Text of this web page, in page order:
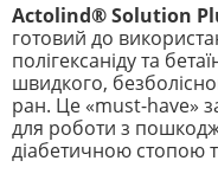
Actolind® Solution
готовий до
полігексаніду та
швидкого,
ран. Це «must-have»
для роботи з
діабетичною стопою